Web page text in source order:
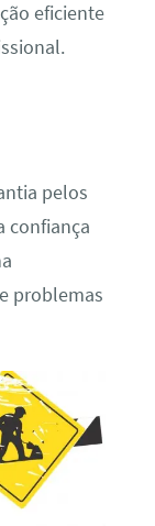
eficiente
pelos
confiança
problemas